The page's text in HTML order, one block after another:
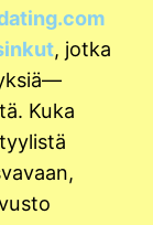
, jotka
Kuka